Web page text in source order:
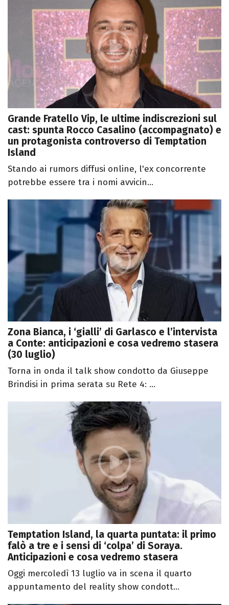
Grande Fratello Vip, le ultime indiscrezioni sul
cast: spunta Rocco Casalino (accompagnato) e
un protagonista controverso di Temptation
Island
Stando ai rumors diffusi online, l'ex concorrente
potrebbe essere tra i nomi avvicin...
Zona Bianca, i ‘gialli’ di Garlasco e l’intervista
a Conte: anticipazioni e cosa vedremo stasera
(30 luglio)
Torna in onda il talk show condotto da Giuseppe
Brindisi in prima serata su Rete 4: ...
Temptation Island, la quarta puntata: il primo
falò a tre e i sensi di ‘colpa’ di Soraya.
Anticipazioni e cosa vedremo stasera
Oggi mercoledì 13 luglio va in scena il quarto
appuntamento del reality show condott...